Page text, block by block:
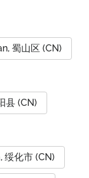
蜀山区 (CN)
县 (CN)
绥化市 (CN)